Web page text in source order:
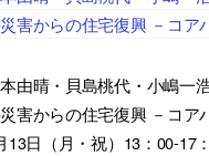
害からの住宅復興 －コア
由晴・貝島桃代・小嶋一
害からの住宅復興 －コア
13日（月・祝）13：00-17：